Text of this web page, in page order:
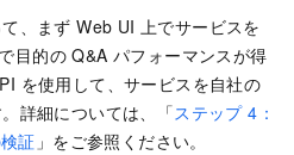
、まず Web UI 上でサービスを
目的の Q&A パフォーマンスが得
を使用して、サービスを自社の
詳細については、「ステップ 4：
証 」をご参照ください。